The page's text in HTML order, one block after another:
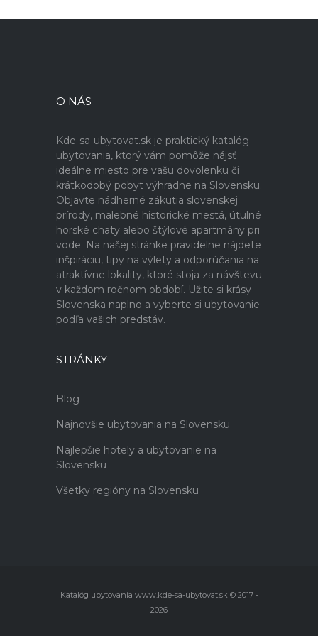
O NÁS
Kde-sa-ubytovat.sk je praktický katalóg
ubytovania, ktorý vám pomôže nájsť
ideálne miesto pre vašu dovolenku či
krátkodobý pobyt výhradne na Slovensku.
Objavte nádherné zákutia slovenskej
prírody, malebné historické mestá, útulné
horské chaty alebo štýlové apartmány pri
vode. Na našej stránke pravidelne nájdete
inšpiráciu, tipy na výlety a odporúčania na
atraktívne lokality, ktoré stoja za návštevu
v každom ročnom období. Užite si krásy
Slovenska naplno a vyberte si ubytovanie
podľa vašich predstáv.
STRÁNKY
Blog
Najnovšie ubytovania na Slovensku
Najlepšie hotely a ubytovanie na
Slovensku
Všetky regióny na Slovensku
Katalóg ubytovania www.kde-sa-ubytovat.sk © 2017 -
2026